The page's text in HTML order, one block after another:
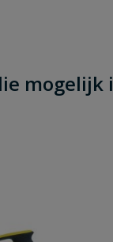
mogelijk